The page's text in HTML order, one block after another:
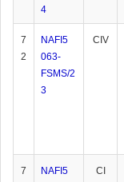
4
7
2
NAFI5
063-
FSMS/2
3
CIV
7
NAFI5
CI